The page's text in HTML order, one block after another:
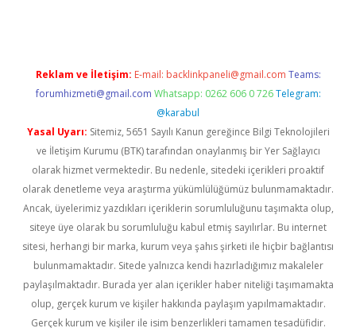
Reklam ve İletişim: E-mail: backlinkpaneli@gmail.com Teams:
forumhizmeti@gmail.com Whatsapp: 0262 606 0 726 Telegram:
@karabul
Yasal Uyarı: Sitemiz, 5651 Sayılı Kanun gereğince Bilgi Teknolojileri
ve İletişim Kurumu (BTK) tarafından onaylanmış bir Yer Sağlayıcı
olarak hizmet vermektedir. Bu nedenle, sitedeki içerikleri proaktif
olarak denetleme veya araştırma yükümlülüğümüz bulunmamaktadır.
Ancak, üyelerimiz yazdıkları içeriklerin sorumluluğunu taşımakta olup,
siteye üye olarak bu sorumluluğu kabul etmiş sayılırlar. Bu internet
sitesi, herhangi bir marka, kurum veya şahıs şirketi ile hiçbir bağlantısı
bulunmamaktadır. Sitede yalnızca kendi hazırladığımız makaleler
paylaşılmaktadır. Burada yer alan içerikler haber niteliği taşımamakta
olup, gerçek kurum ve kişiler hakkında paylaşım yapılmamaktadır.
Gerçek kurum ve kişiler ile isim benzerlikleri tamamen tesadüfidir.